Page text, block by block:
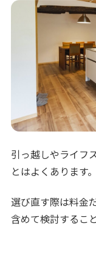
引っ越しやライフ
とはよくあります。
選び直す際は料金
含めて検討するこ